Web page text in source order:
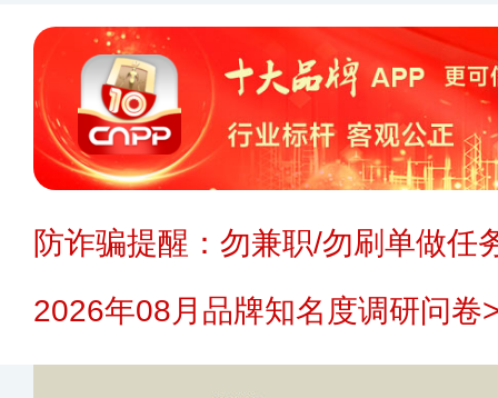
防诈骗提醒：勿兼职/勿刷单做任
2026年08月品牌知名度调研问卷